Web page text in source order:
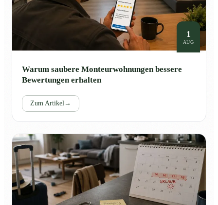
1
AUG
Warum saubere Monteurwohnungen bessere
Bewertungen erhalten
Zum Artikel→